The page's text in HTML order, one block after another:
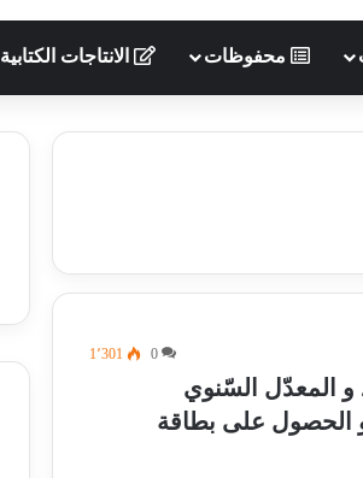
محفوظات الانتاجات الكتابية
0 1٬301
و المعدّل السّنوي
و الحصول على بطاقة